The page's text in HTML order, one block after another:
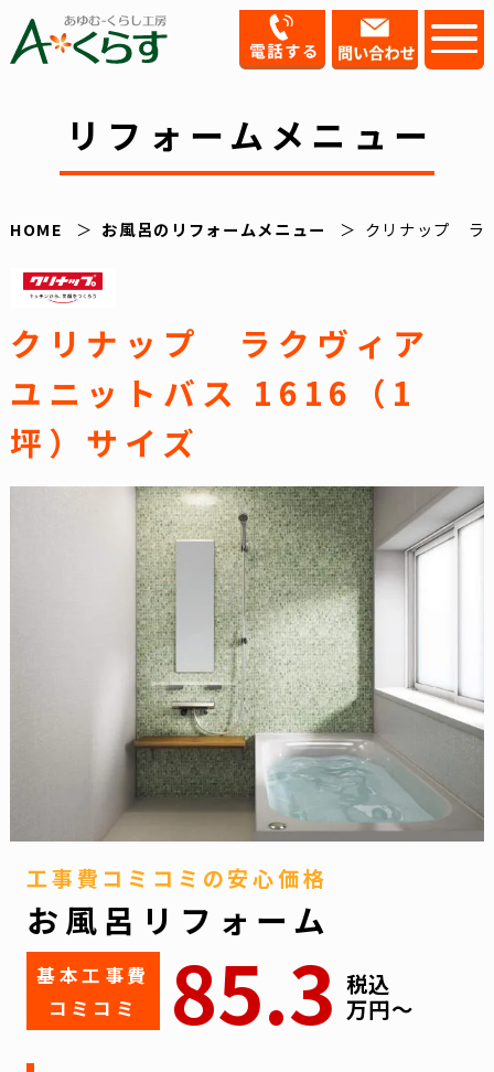
リフォームメニュー
HOME お風呂のリフォームメニュー クリナップ ラ
クリナップ ラクヴィア
ユニットバス 1616（1
坪）サイズ
工事費コミコミの安心価格
お風呂リフォーム
基本工事費
コミコミ
85.3 税込
万円〜